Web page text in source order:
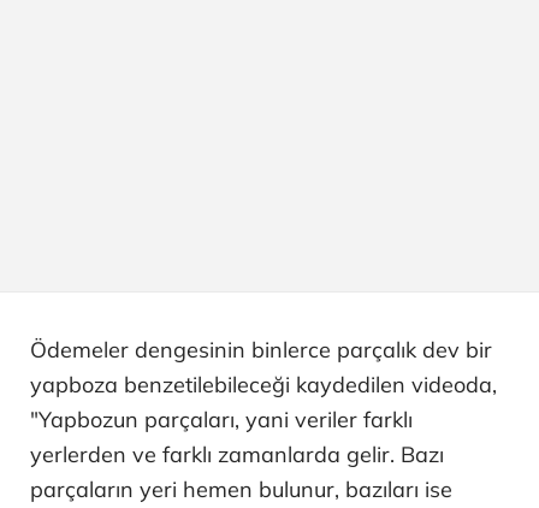
Ödemeler dengesinin binlerce parçalık dev bir
yapboza benzetilebileceği kaydedilen videoda,
"Yapbozun parçaları, yani veriler farklı
yerlerden ve farklı zamanlarda gelir. Bazı
parçaların yeri hemen bulunur, bazıları ise